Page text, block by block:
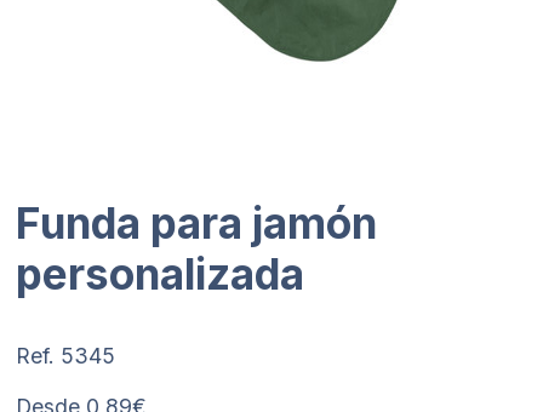
Funda para jamón
personalizada
Ref. 5345
Desde 0,89€